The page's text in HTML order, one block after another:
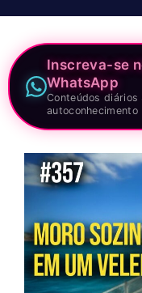
Inscreva-se
WhatsApp
Conteúdos
autoconhecimento